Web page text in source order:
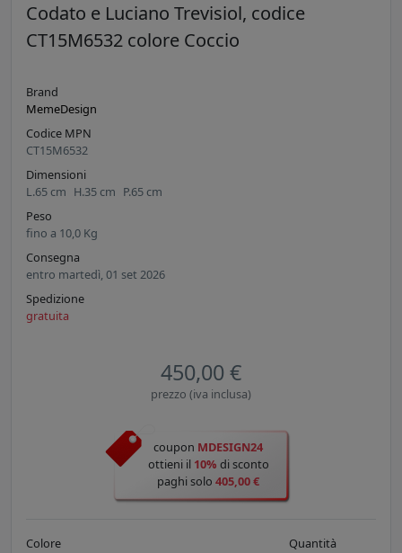
Codato e Luciano Trevisiol, codice
CT15M6532 colore Coccio
Brand
MemeDesign
Codice MPN
CT15M6532
Dimensioni
L.65 cm H.35 cm P.65 cm
Peso
fino a 10,0 Kg
Consegna
entro martedì, 01 set 2026
Spedizione
gratuita
450,00 €
prezzo (iva inclusa)
coupon MDESIGN24
ottieni il 10% di sconto
paghi solo 405,00 €
Colore Quantità